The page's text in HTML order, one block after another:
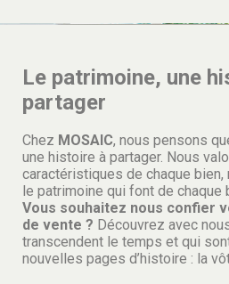
Le patrimoine, une
partager
Chez MOSAIC, nous pensons
une histoire à partager. Nous
caractéristiques de chaque
le patrimoine qui font de chaque
Vous souhaitez nous confier
de vente ? Découvrez avec
transcendent le temps et qui
nouvelles pages d’histoire : la